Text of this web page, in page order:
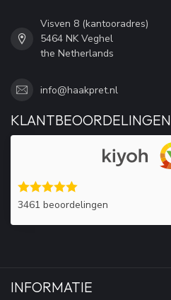
Visven 8 (kantooradres)
5464 NK Veghel
the Netherlands
info@haakpret.nl
KLANTBEOORDELINGEN
3461 beoordelingen
INFORMATIE